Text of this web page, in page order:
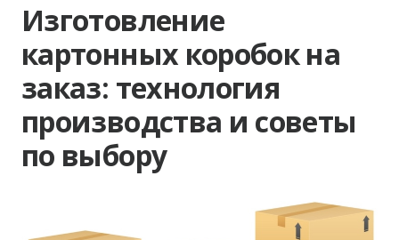
Изготовление
картонных коробок на
заказ: технология
производства и советы
по выбору